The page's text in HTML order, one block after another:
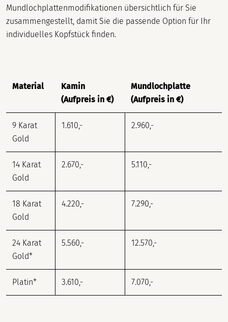
Mundlochplattenmodifikationen übersichtlich für Sie
zusammengestellt, damit Sie die passende Option für Ihr
individuelles Kopfstück finden.
Material
Kamin
(Aufpreis in €)
Mundlochplatte
(Aufpreis in €)
9 Karat
Gold
1.610,- 2.960,-
14 Karat
Gold
2.670,- 5.110,-
18 Karat
Gold
4.220,- 7.290,-
24 Karat
Gold*
5.560,- 12.570,-
Platin* 3.610,- 7.070,-